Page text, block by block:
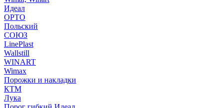
Идеал
ОРТО
Польский
СОЮЗ
LinePlast
Wallstill
WINART
Wimax
Порожки и накладки
КТМ
Лука